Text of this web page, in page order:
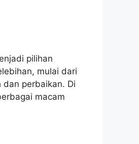
pilihan
mulai dari
perbaikan. Di
macam